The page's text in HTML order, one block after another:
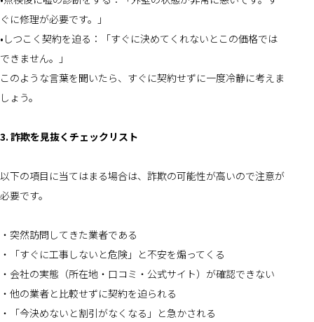
ぐに修理が必要です。」
•しつこく契約を迫る：「すぐに決めてくれないとこの価格では
できません。」
このような言葉を聞いたら、すぐに契約せずに一度冷静に考えま
しょう。
3. 詐欺を見抜くチェックリスト
以下の項目に当てはまる場合は、詐欺の可能性が高いので注意が
必要です。
・突然訪問してきた業者である
・「すぐに工事しないと危険」と不安を煽ってくる
・会社の実態（所在地・口コミ・公式サイト）が確認できない
・他の業者と比較せずに契約を迫られる
・「今決めないと割引がなくなる」と急かされる